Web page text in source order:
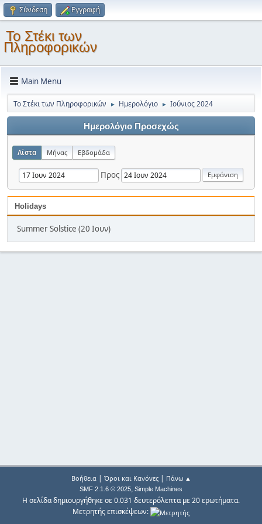
Σύνδεση Εγγραφή
Το Στέκι των
Πληροφορικών
Main Menu
Το Στέκι των Πληροφορικών ► Ημερολόγιο ► Ιούνιος 2024
Ημερολόγιο Προσεχώς
Λίστα Μήνας Εβδομάδα
Προς
Holidays
Summer Solstice (20 Ιουν)
Βοήθεια| Όροι και Κανόνες| Πάνω ▲
SMF 2.1.6 © 2025, Simple Machines
Η σελίδα δημιουργήθηκε σε 0.031 δευτερόλεπτα με 20 ερωτήματα.
Μετρητής επισκέψεων: